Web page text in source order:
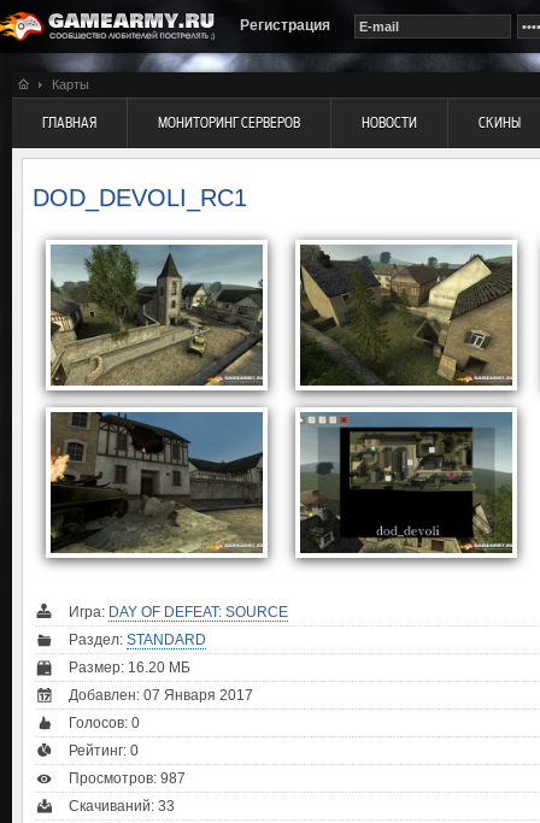
Регистрация
Карты
ГЛАВНАЯ МОНИТОРИНГ СЕРВЕРОВ НОВОСТИ СКИНЫ
DOD_DEVOLI_RC1
Игра: DAY OF DEFEAT: SOURCE
Раздел: STANDARD
Размер: 16.20 МБ
Добавлен: 07 Января 2017
Голосов: 0
Рейтинг: 0
Просмотров: 987
Скачиваний: 33